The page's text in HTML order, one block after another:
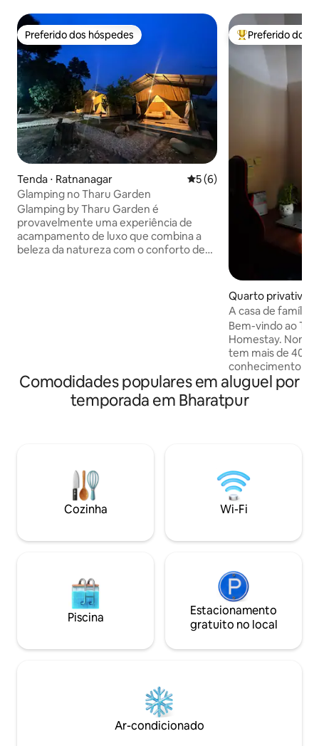
Preferido dos hóspedes
Preferido dos hóspedes
Tenda ⋅ Ratnanagar 5 de uma avaliação média
5 (6)
Glamping no Tharu Garden
Glamping by Tharu Garden é
provavelmente uma experiência de
acampamento de luxo que combina a
beleza da natureza com o conforto de
ser um local de glamping que oferece
uma maneira de desfrutar do ar livre
sem sacrificar o conforto.
Entre os
Preferido dos
Quarto privativo ⋅
A casa de família
pássaros
Bem-vindo ao
Homestay. Nomeado para o meu pai que
tem mais de 40
conhecimento
do céu. A nossa é uma casa de família
com muito
com você durante
para 1 quarto
envie-nos uma
adicionais na
Sauraha Top 5
Comodidades populares em aluguel por
temporada em Bharatpur
Cozinha Wi-Fi
Piscina
Estacionamento
gratuito no local
Ar-condicionado